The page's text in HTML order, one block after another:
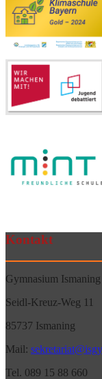
Kontakt
Gymnasium Ismaning
Seidl-Kreuz-Weg 11
85737 Ismaning
Mail:
Tel. 089 15 88 660